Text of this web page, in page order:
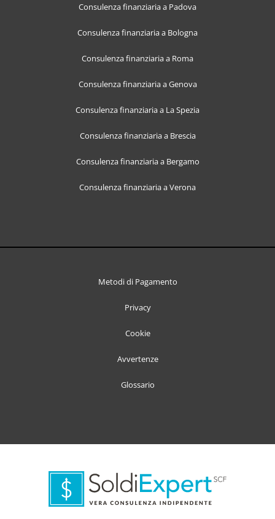
Consulenza finanziaria a Padova
Consulenza finanziaria a Bologna
Consulenza finanziaria a Roma
Consulenza finanziaria a Genova
Consulenza finanziaria a La Spezia
Consulenza finanziaria a Brescia
Consulenza finanziaria a Bergamo
Consulenza finanziaria a Verona
Metodi di Pagamento
Privacy
Cookie
Avvertenze
Glossario